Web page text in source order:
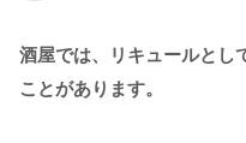
酒屋では、リキュールとし
ことがあります。